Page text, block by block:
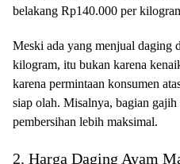
belakang Rp140.000 per
Meski ada yang menjual daging
kilogram, itu bukan karena
karena permintaan konsumen
siap olah. Misalnya, bagian gajih
pembersihan lebih maksimal.
2. Harga Daging Ayam